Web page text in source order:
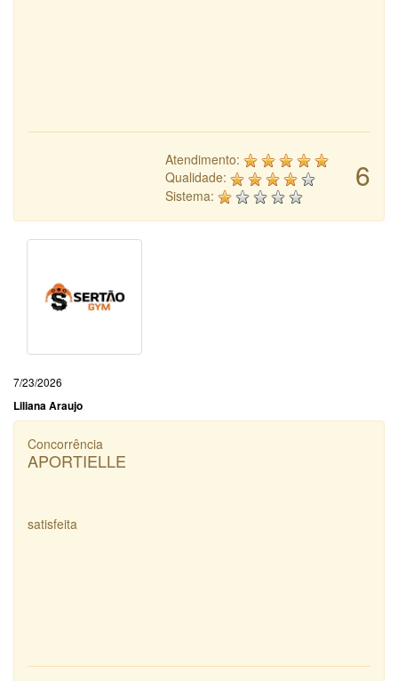
6
Atendimento:
Qualidade:
Sistema:
7/23/2026
Liliana Araujo
Concorrência
APORTIELLE
satisfeita